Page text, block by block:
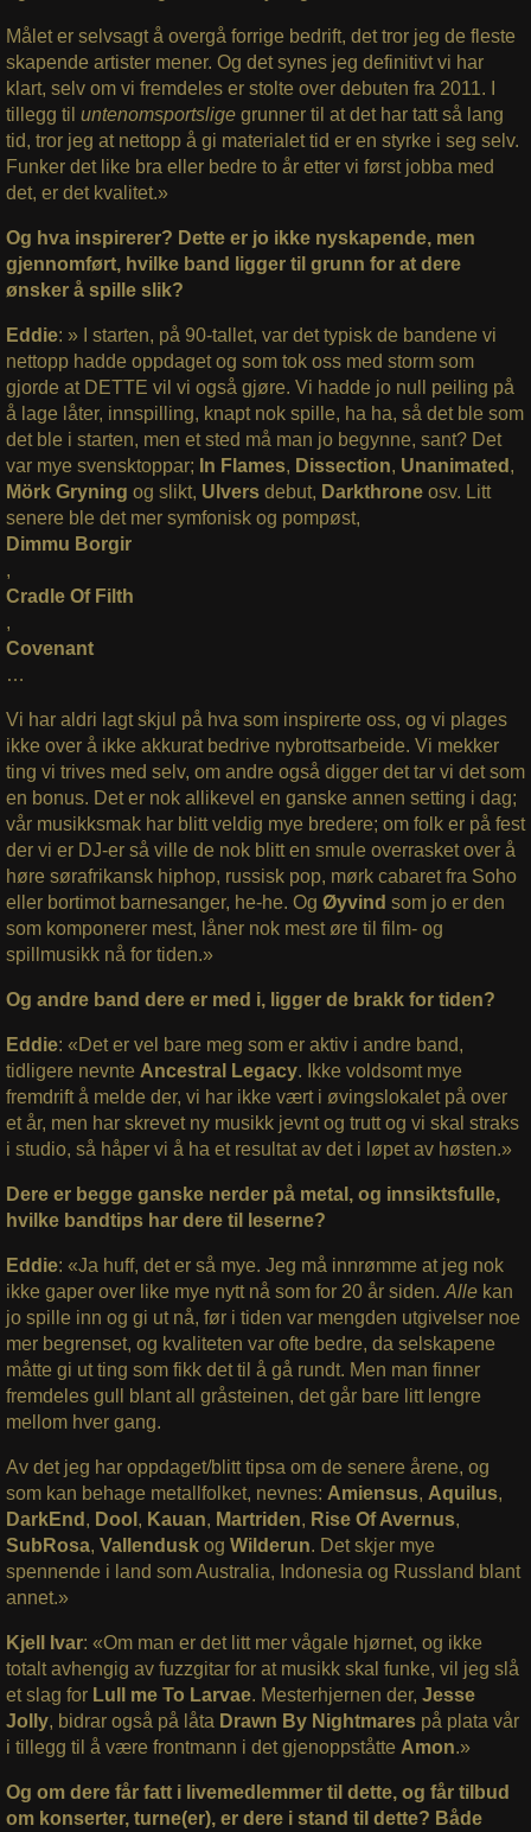
Målet er selvsagt å overgå forrige bedrift, det tror jeg de fleste
skapende artister mener. Og det synes jeg definitivt vi har
klart, selv om vi fremdeles er stolte over debuten fra 2011. I
tillegg til untenomsportslige grunner til at det har tatt så lang
tid, tror jeg at nettopp å gi materialet tid er en styrke i seg selv.
Funker det like bra eller bedre to år etter vi først jobba med
det, er det kvalitet.»
Og hva inspirerer? Dette er jo ikke nyskapende, men
gjennomført, hvilke band ligger til grunn for at dere
ønsker å spille slik?
Eddie: » I starten, på 90-tallet, var det typisk de bandene vi
nettopp hadde oppdaget og som tok oss med storm som
gjorde at DETTE vil vi også gjøre. Vi hadde jo null peiling på
å lage låter, innspilling, knapt nok spille, ha ha, så det ble som
det ble i starten, men et sted må man jo begynne, sant? Det
var mye svensktoppar; In Flames, Dissection, Unanimated ,
Mörk Gryning og slikt, Ulvers debut, Darkthrone osv. Litt
senere ble det mer symfonisk og pompøst,
Dimmu Borgir
,
Cradle Of Filth
,
Covenant
…
Vi har aldri lagt skjul på hva som inspirerte oss, og vi plages
ikke over å ikke akkurat bedrive nybrottsarbeide. Vi mekker
ting vi trives med selv, om andre også digger det tar vi det som
en bonus. Det er nok allikevel en ganske annen setting i dag;
vår musikksmak har blitt veldig mye bredere; om folk er på fest
der vi er DJ-er så ville de nok blitt en smule overrasket over å
høre sørafrikansk hiphop, russisk pop, mørk cabaret fra Soho
eller bortimot barnesanger, he-he. Og Øyvind som jo er den
som komponerer mest, låner nok mest øre til film- og
spillmusikk nå for tiden.»
Og andre band dere er med i, ligger de brakk for tiden?
Eddie: «Det er vel bare meg som er aktiv i andre band,
tidligere nevnte Ancestral Legacy. Ikke voldsomt mye
fremdrift å melde der, vi har ikke vært i øvingslokalet på over
et år, men har skrevet ny musikk jevnt og trutt og vi skal straks
i studio, så håper vi å ha et resultat av det i løpet av høsten.»
Dere er begge ganske nerder på metal, og innsiktsfulle,
hvilke bandtips har dere til leserne?
Eddie: «Ja huff, det er så mye. Jeg må innrømme at jeg nok
ikke gaper over like mye nytt nå som for 20 år siden. Alle kan
jo spille inn og gi ut nå, før i tiden var mengden utgivelser noe
mer begrenset, og kvaliteten var ofte bedre, da selskapene
måtte gi ut ting som fikk det til å gå rundt. Men man finner
fremdeles gull blant all gråsteinen, det går bare litt lengre
mellom hver gang.
Av det jeg har oppdaget/blitt tipsa om de senere årene, og
som kan behage metallfolket, nevnes: Amiensus, Aquilus,
DarkEnd , Dool , Kauan, Martriden, Rise Of Avernus,
SubRosa, Vallendusk og Wilderun. Det skjer mye
spennende i land som Australia, Indonesia og Russland blant
annet.»
Kjell Ivar: «Om man er det litt mer vågale hjørnet, og ikke
totalt avhengig av fuzzgitar for at musikk skal funke, vil jeg slå
et slag forLull me To Larvae. Mesterhjernen der, Jesse
Jolly, bidrar også på låta Drawn By Nightmarespå plata vår
i tillegg til å være frontmann i det gjenoppståtte Amon.»
Og om dere får fatt i livemedlemmer til dette, og får tilbud
om konserter, turne(er), er dere i stand til dette? Både